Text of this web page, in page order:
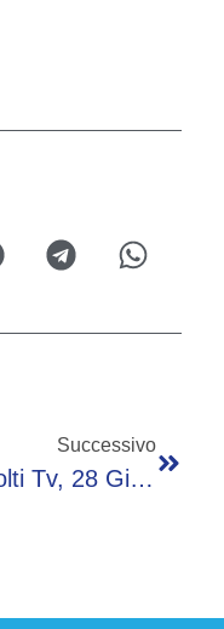
Successivo
Ascolti Tv, 28 Giugno: Partita Sudafrica-Canada Su Rai1 Vince Con 25,6%